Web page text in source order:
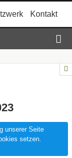
Kontakt
unserer Seite
setzen.